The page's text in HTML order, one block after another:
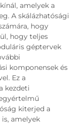
amelyek a
A skálázhatósági
hogy
hogy teljes
géptervek
komponensek és
Ez a
kezdeti
kiterjed a
amelyek